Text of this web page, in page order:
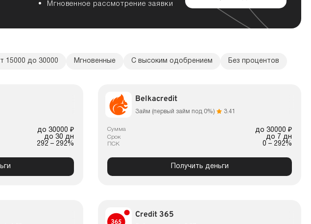
Мгновенное рассмотрение заявки
15000 до 30000 Мгновенные С высоким одобрением Без процентов
до 30000 ₽
до 30 дн
292 – 292%
Belkacredit
Займ (первый займ под 0%) 3.41
Сумма до 30000 ₽
Срок до 7 дн
ПСК 0 – 292%
Получить деньги
Credit 365